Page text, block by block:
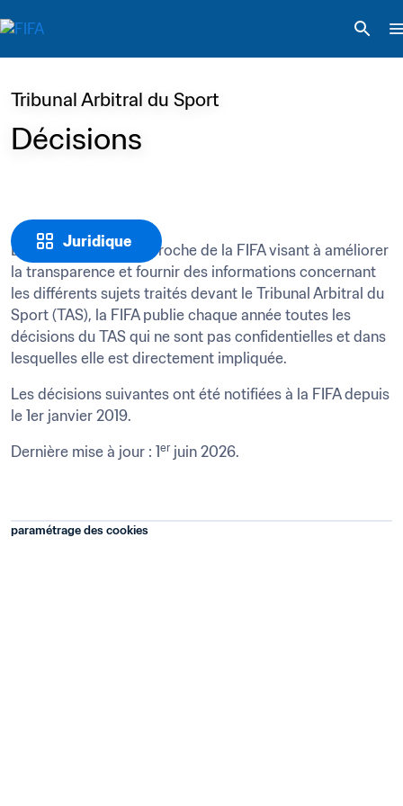
Juridique
Tribunal Arbitral du Sport
Décisions
Dans le cadre de l’approche de la FIFA visant à améliorer
la transparence et fournir des informations concernant
les différents sujets traités devant le Tribunal Arbitral du
Sport (TAS), la FIFA publie chaque année toutes les
décisions du TAS qui ne sont pas confidentielles et dans
lesquelles elle est directement impliquée.
Les décisions suivantes ont été notifiées à la FIFA depuis
le 1er janvier 2019.
Dernière mise à jour : 1er juin 2026.﻿
paramétrage des cookies